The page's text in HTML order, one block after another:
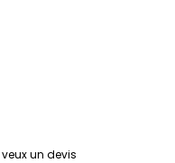
veux un devis